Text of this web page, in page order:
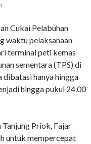
Cukai Pelabuhan
waktu pelaksanaan
terminal peti kemas
sementara (TPS) di
dibatasi hanya hingga
hingga pukul 24.00
Tanjung Priok, Fajar
untuk mempercepat